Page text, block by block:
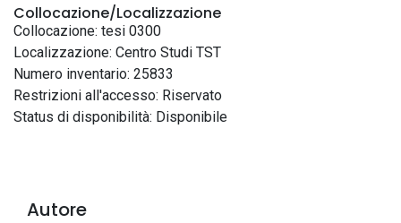
Collocazione/Localizzazione
Collocazione: tesi 0300
Localizzazione: Centro Studi TST
Numero inventario: 25833
Restrizioni all'accesso: Riservato
Status di disponibilità: Disponibile
Autore